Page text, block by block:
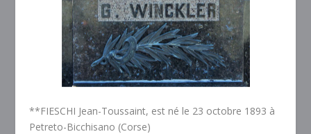
**FIESCHI Jean-Toussaint, est né le 23 octobre 1893 à
Petreto-Bicchisano (Corse)